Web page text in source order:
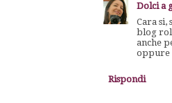
Dolci a
Cara
blog
anche
oppure
Rispondi